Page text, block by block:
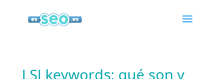
LSI keywords: qué son y